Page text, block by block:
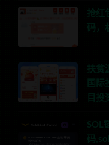
抢红
码，
扶贫
国际
目
SOL
码